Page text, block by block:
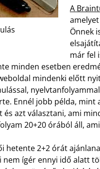
A
Önnek
már fel
minden esetben
mindenki előtt
Ennél jobb példa, mint
és azt választani, ami
20+20 órából áll,
hetente 2+2 órát
nem ígér ennyi idő alatt